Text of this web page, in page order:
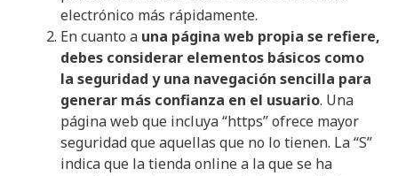
electrónico más rápidamente.
En cuanto a una página web propia se refiere,
debes considerar elementos básicos como
la seguridad y una navegación sencilla para
generar más confianza en el usuario. Una
página web que incluya “https” ofrece mayor
seguridad que aquellas que no lo tienen. La “S”
indica que la tienda online a la que se ha